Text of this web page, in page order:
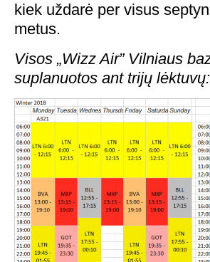
kiek uždarė per visus
metus.
Visos „Wizz Air” Vilniaus
suplanuotos ant trijų lėktuvų: